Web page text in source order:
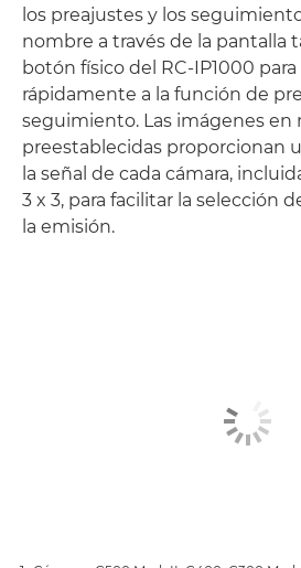
los preajustes y los
nombre a través de la pantalla
botón físico del RC-IP1000
rápidamente a la función de
seguimiento. Las imágenes en
preestablecidas proporcionan
la señal de cada cámara,
3 x 3, para facilitar la selección
la emisión.